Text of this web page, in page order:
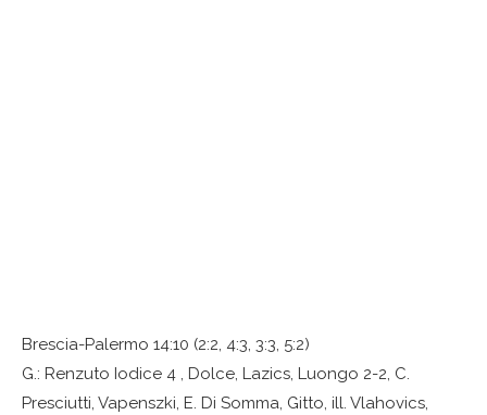
Brescia-Palermo 14:10 (2:2, 4:3, 3:3, 5:2)
G.: Renzuto Iodice 4 , Dolce, Lazics, Luongo 2-2, C.
Presciutti, Vapenszki, E. Di Somma, Gitto, ill. Vlahovics,